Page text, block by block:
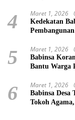
4 Maret 1, 2026
Kedekatan
5 Maret 1, 2026
Babinsa
Bantu Warga
6 Maret 1, 2026
Babinsa Desa
Tokoh